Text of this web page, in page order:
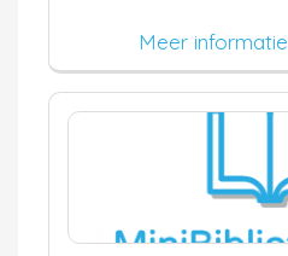
Meer informatie